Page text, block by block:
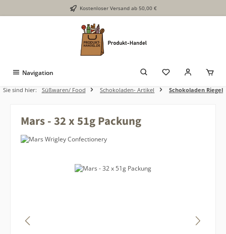
Zum Hauptinhalt springen Kostenloser Versand ab 50,00 €
Navigation
Sie sind hier: Süßwaren/ Food Schokoladen- Artikel Schokoladen Riegel
Mars - 32 x 51g Packung
Bildergalerie überspringen